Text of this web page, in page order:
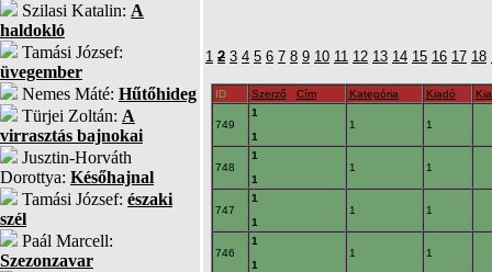
Szilasi Katalin: A
haldokló
Tamási József:
üvegember
Nemes Máté: Hűtőhideg
Türjei Zoltán: A
virrasztás bajnokai
Jusztin-Horváth
Dorottya: Későhajnal
Tamási József: északi
szél
Paál Marcell:
Szezonzavar
1 2 3 4 5 6 7 8 9 10 11 12 13 14 15 16 17 18
ID Szerző Cím Kategória Kiadó
749
1
1
1 1
748
1
1
1 1
747
1
1
1 1
746
1
1
1 1